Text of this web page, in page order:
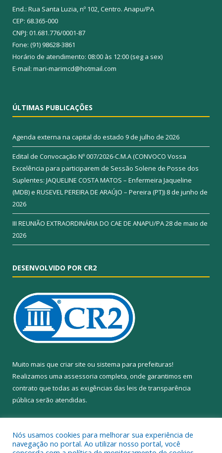
End.: Rua Santa Luzia, nº 102, Centro. Anapu/PA
CEP: 68.365-000
CNPJ: 01.681.776/0001-87
Fone: (91) 98628-3861
Horário de atendimento: 08:00 às 12:00 (seg a sex)
E-mail: mari-marimcd@hotmail.com
ÚLTIMAS PUBLICAÇÕES
Agenda externa na capital do estado 9 de julho de 2026
Edital de Convocação Nº 007/2026-C.M.A (CONVOCO Vossa
Excelência para participarem de Sessão Solene de Posse dos
Suplentes: JAQUELINE COSTA MATOS – Enfermeira Jaqueline
(MDB) e RUSEVEL PEREIRA DE ARAÚJO – Pereira (PT)) 8 de junho de
2026
III REUNIÃO EXTRAORDINÁRIA DO CAE DE ANAPU/PA28 de maio de
2026
DESENVOLVIDO POR CR2
Muito mais que criar site ou sistema para prefeituras!
Realizamos uma assessoria completa, onde garantimos em
contrato que todas as exigências das leis de transparência
pública serão atendidas.
Nós usamos cookies para melhorar sua experiência de
navegação no portal. Ao utilizar nosso portal, você